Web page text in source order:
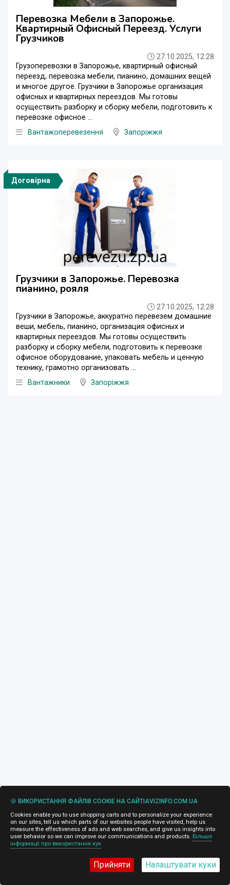
Перевозка Мебели в Запорожье.
Квартирный Офисный Переезд. Услуги
Грузчиков
27.10.2025, 12:28
Грузоперевозки в Запорожье, квартирный офисный
переезд, перевозка мебели, пианино, домашних вещей
и многое другое. Грузчики в Запорожье организация
офисных и квартирных переездов. Мы готовы
осуществить разборку и сборку мебели, подготовить к
перевозке офисное ...
Вантажоперевезення
Запоріжжя
Договірна
Грузчики в Запорожье. Перевозка
пианино, рояля
27.10.2025, 12:28
Грузчики в Запорожье, аккуратно перевезем домашние
веши, мебель, пианино, организация офисных и
квартирных переездов. Мы готовы осуществить
разборку и сборку мебели, подготовить к перевозке
офисное оборудование, упаковать мебель и ценную
технику, грамотно организовать ...
Вантажники
Запоріжжя
🍪 ВИКОРИСТАННЯ ФАЙЛІВ COOKIE НА САЙТІAVIZINFO.COM.UA
Cookies enable you to use shopping carts and to personalize your experience
on our sites, tell us which parts of our websites people have visited, help us
measure the effectiveness of ads and web searches, and give us insights into
user behavior so we can improve our communications and products. Більше
інформації про використання кук
Прийняти Налаштувати куки